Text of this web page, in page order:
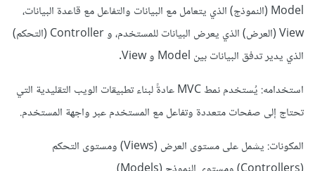
Model (النموذج) الذي يتعامل مع البيانات والتفاعل مع قاعدة البيانات،
View (العرض) الذي يعرض البيانات للمستخدم، و Controller (التحكم)
الذي يدير تدفق البيانات بين Model و View.
استخدامه: يُستخدم نمط MVC عادةً لبناء تطبيقات الويب التقليدية التي
تحتاج إلى صفحات متعددة وتفاعل مع المستخدم عبر واجهة المستخدم.
المكونات: يشمل على مستوى العرض (Views) ومستوى التحكم